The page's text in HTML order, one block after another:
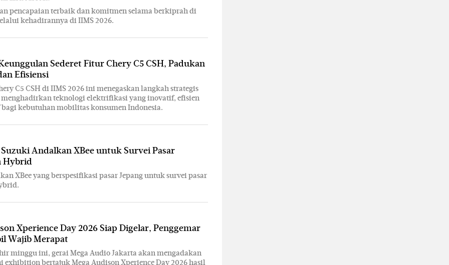
pencapaian terbaik dan komitmen selama berkiprah di
kehadirannya di IIMS 2026.
Sederet Fitur Chery C5 CSH, Padukan
Efisiensi
C5 CSH di IIMS 2026 ini menegaskan langkah strategis
menghadirkan teknologi elektrifikasi yang inovatif, efisien
kebutuhan mobilitas konsumen Indonesia.
Suzuki Andalkan XBee untuk Survei Pasar
Hybrid
XBee yang berspesifikasi pasar Jepang untuk survei pasar
Xperience Day 2026 Siap Digelar, Penggemar
Wajib Merapat
minggu ini, gerai Mega Audio Jakarta akan mengadakan
exhibition bertajuk Mega Audison Xperience Day 2026 hasil